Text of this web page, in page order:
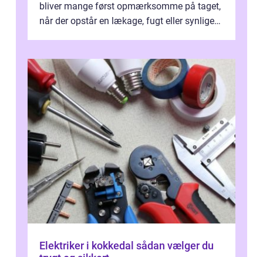
bliver mange først opmærksomme på taget,
når der opstår en lækage, fugt eller synlige
Elektriker i kokkedal sådan vælger du